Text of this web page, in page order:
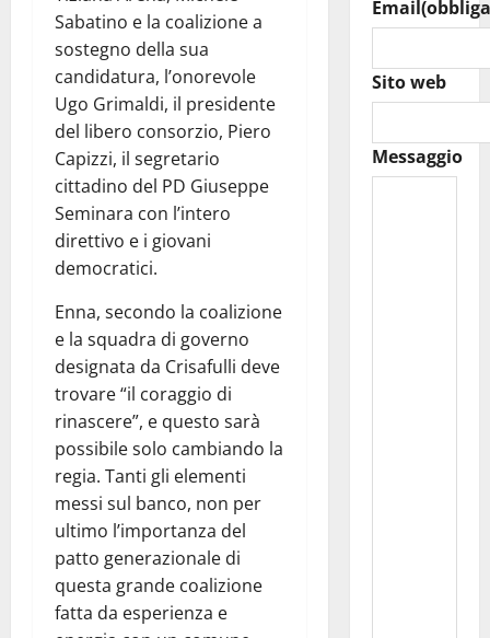
Sabatino e la coalizione a
sostegno della sua
candidatura, l’onorevole
Ugo Grimaldi, il presidente
del libero consorzio, Piero
Capizzi, il segretario
cittadino del PD Giuseppe
Seminara con l’intero
direttivo e i giovani
democratici.
Enna, secondo la coalizione
e la squadra di governo
designata da Crisafulli deve
trovare “il coraggio di
rinascere”, e questo sarà
possibile solo cambiando la
regia. Tanti gli elementi
messi sul banco, non per
ultimo l’importanza del
patto generazionale di
questa grande coalizione
fatta da esperienza e
Email
Sito web
Messaggio